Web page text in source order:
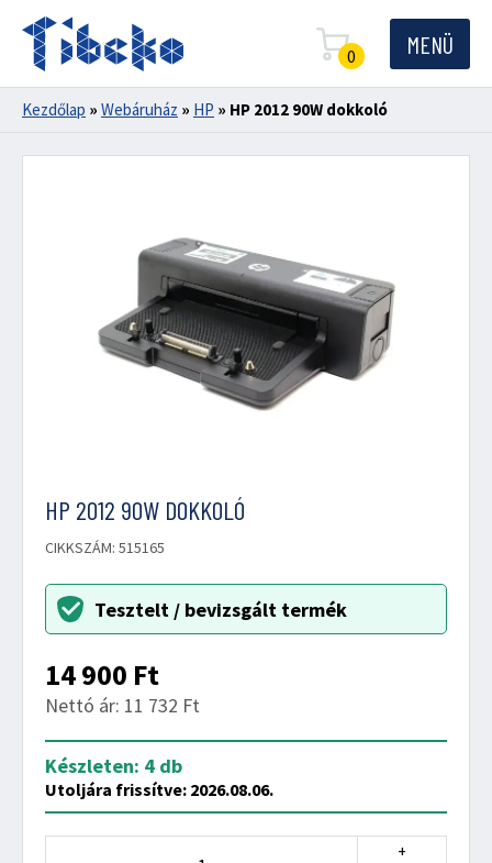
0 MENÜ
Kezdőlap » Webáruház » HP » HP 2012 90W dokkoló
HP 2012 90W DOKKOLÓ
CIKKSZÁM: 515165
Tesztelt / bevizsgált termék
14 900 Ft
Nettó ár: 11 732 Ft
Készleten: 4 db
Utoljára frissítve: 2026.08.06.
+